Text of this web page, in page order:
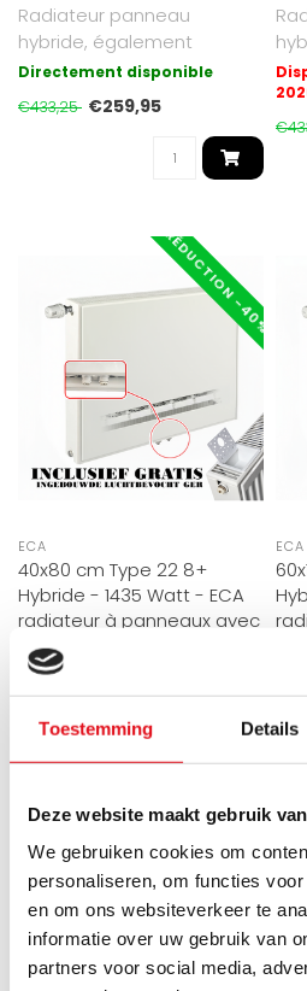
Toestemming Details
Deze website maakt gebruik
We gebruiken cookies om
personaliseren, om functies
en om ons websiteverkeer te
informatie over uw gebruik van
partners voor social media,
Radiateur panneau
hybride, également
adapté basse
température. Jusqu’à 30 ..
Directement disponible
€433,25 €259,95
RÉDUCTION -40%
ECA
40x80 cm Type 22 8+
Hybride - 1435 Watt - ECA
radiateur à panneaux avec
8 raccords - face avant
lisse - Blanc
Radiateur panneau
hybride, également
température. Jusqu’à 30 ..
ECA
8